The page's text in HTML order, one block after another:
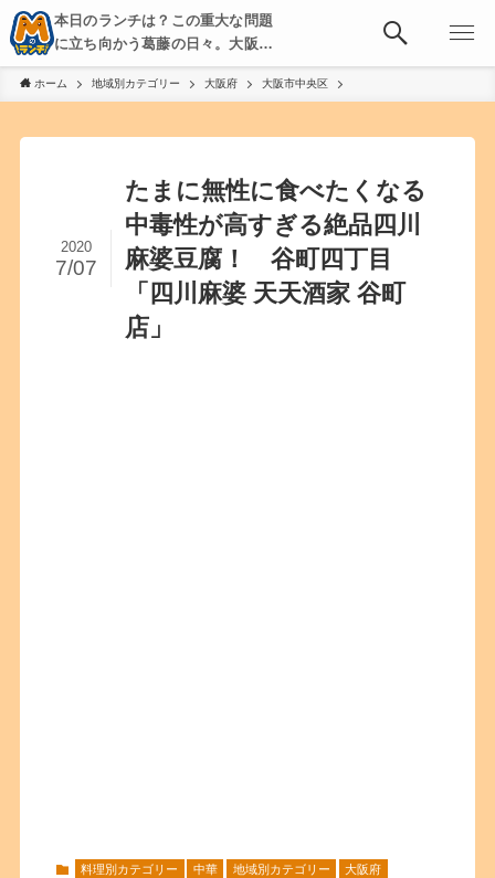
本日のランチは？この重大な問題
に立ち向かう葛藤の日々。大阪・
京都・神戸を中心とした食べ歩
き、飲み歩きを綴る。
ホーム 地域別カテゴリー 大阪府 大阪市中央区
たまに無性に食べたくなる
中毒性が高すぎる絶品四川
麻婆豆腐！ 谷町四丁目
「四川麻婆 天天酒家 谷町
店」
2020
7/07
料理別カテゴリー 中華 地域別カテゴリー 大阪府